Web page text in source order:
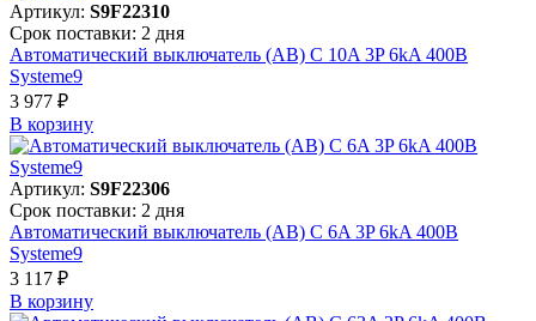
Артикул: S9F22310
Срок поставки: 2 дня
Автоматический выключатель (АВ) C 10A 3P 6kA 400В
Systeme9
3 977 ₽
В корзинy
Артикул: S9F22306
Срок поставки: 2 дня
Автоматический выключатель (АВ) C 6A 3P 6kA 400В
Systeme9
3 117 ₽
В корзинy